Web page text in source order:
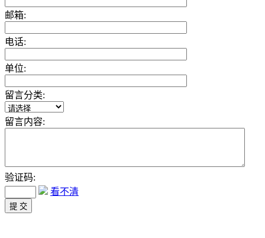
邮箱:
电话:
单位:
留言分类:
留言内容:
验证码:
看不清